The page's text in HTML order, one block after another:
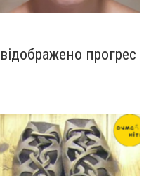
прогрес